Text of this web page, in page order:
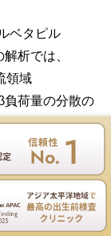
ベタピル
析では、
領域
負荷量の分散の
を独立して説明
の複雑疾患研
大きな分散を
は無料
ご予約